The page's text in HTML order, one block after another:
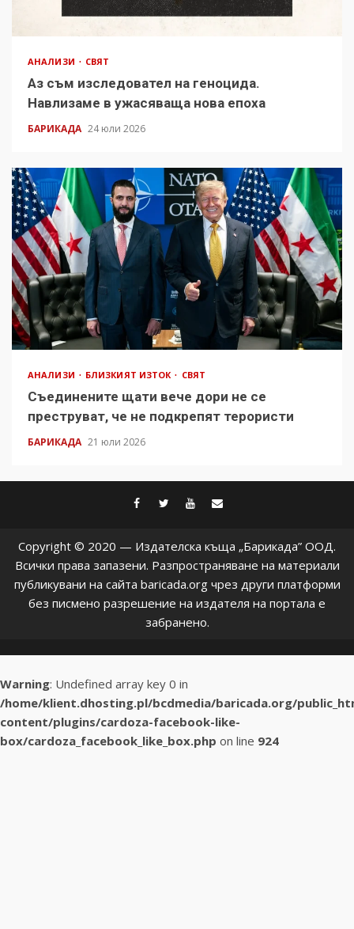
АНАЛИЗИ СВЯТ
Аз съм изследовател на геноцида.
Навлизаме в ужасяваща нова епоха
БАРИКАДА 24 юли 2026
АНАЛИЗИ БЛИЗКИЯТ ИЗТОК СВЯТ
Съединените щати вече дори не се
преструват, че не подкрепят терористи
БАРИКАДА 21 юли 2026
facebook
twitter
youtube
Copyright © 2020 — Издателска къща „Барикада” ООД.
Всички права запазени. Разпространяване на материали
публикувани на сайта baricada.org чрез други платформи
без писмено разрешение на издателя на портала е
забранено.
Warning: Undefined array key 0 in
/home/klient.dhosting.pl/bcdmedia/baricada.org/
content/plugins/cardoza-facebook-like-
box/cardoza_facebook_like_box.php on line 924